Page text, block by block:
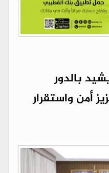
بالدور
أمن واستقرار